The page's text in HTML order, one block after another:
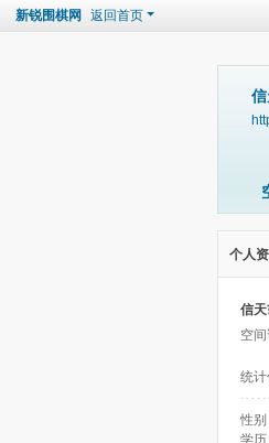
新锐围棋网 返回首页
个人
信
空
统计
性别
学历